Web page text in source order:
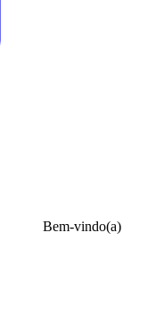
Bem-vindo(a)